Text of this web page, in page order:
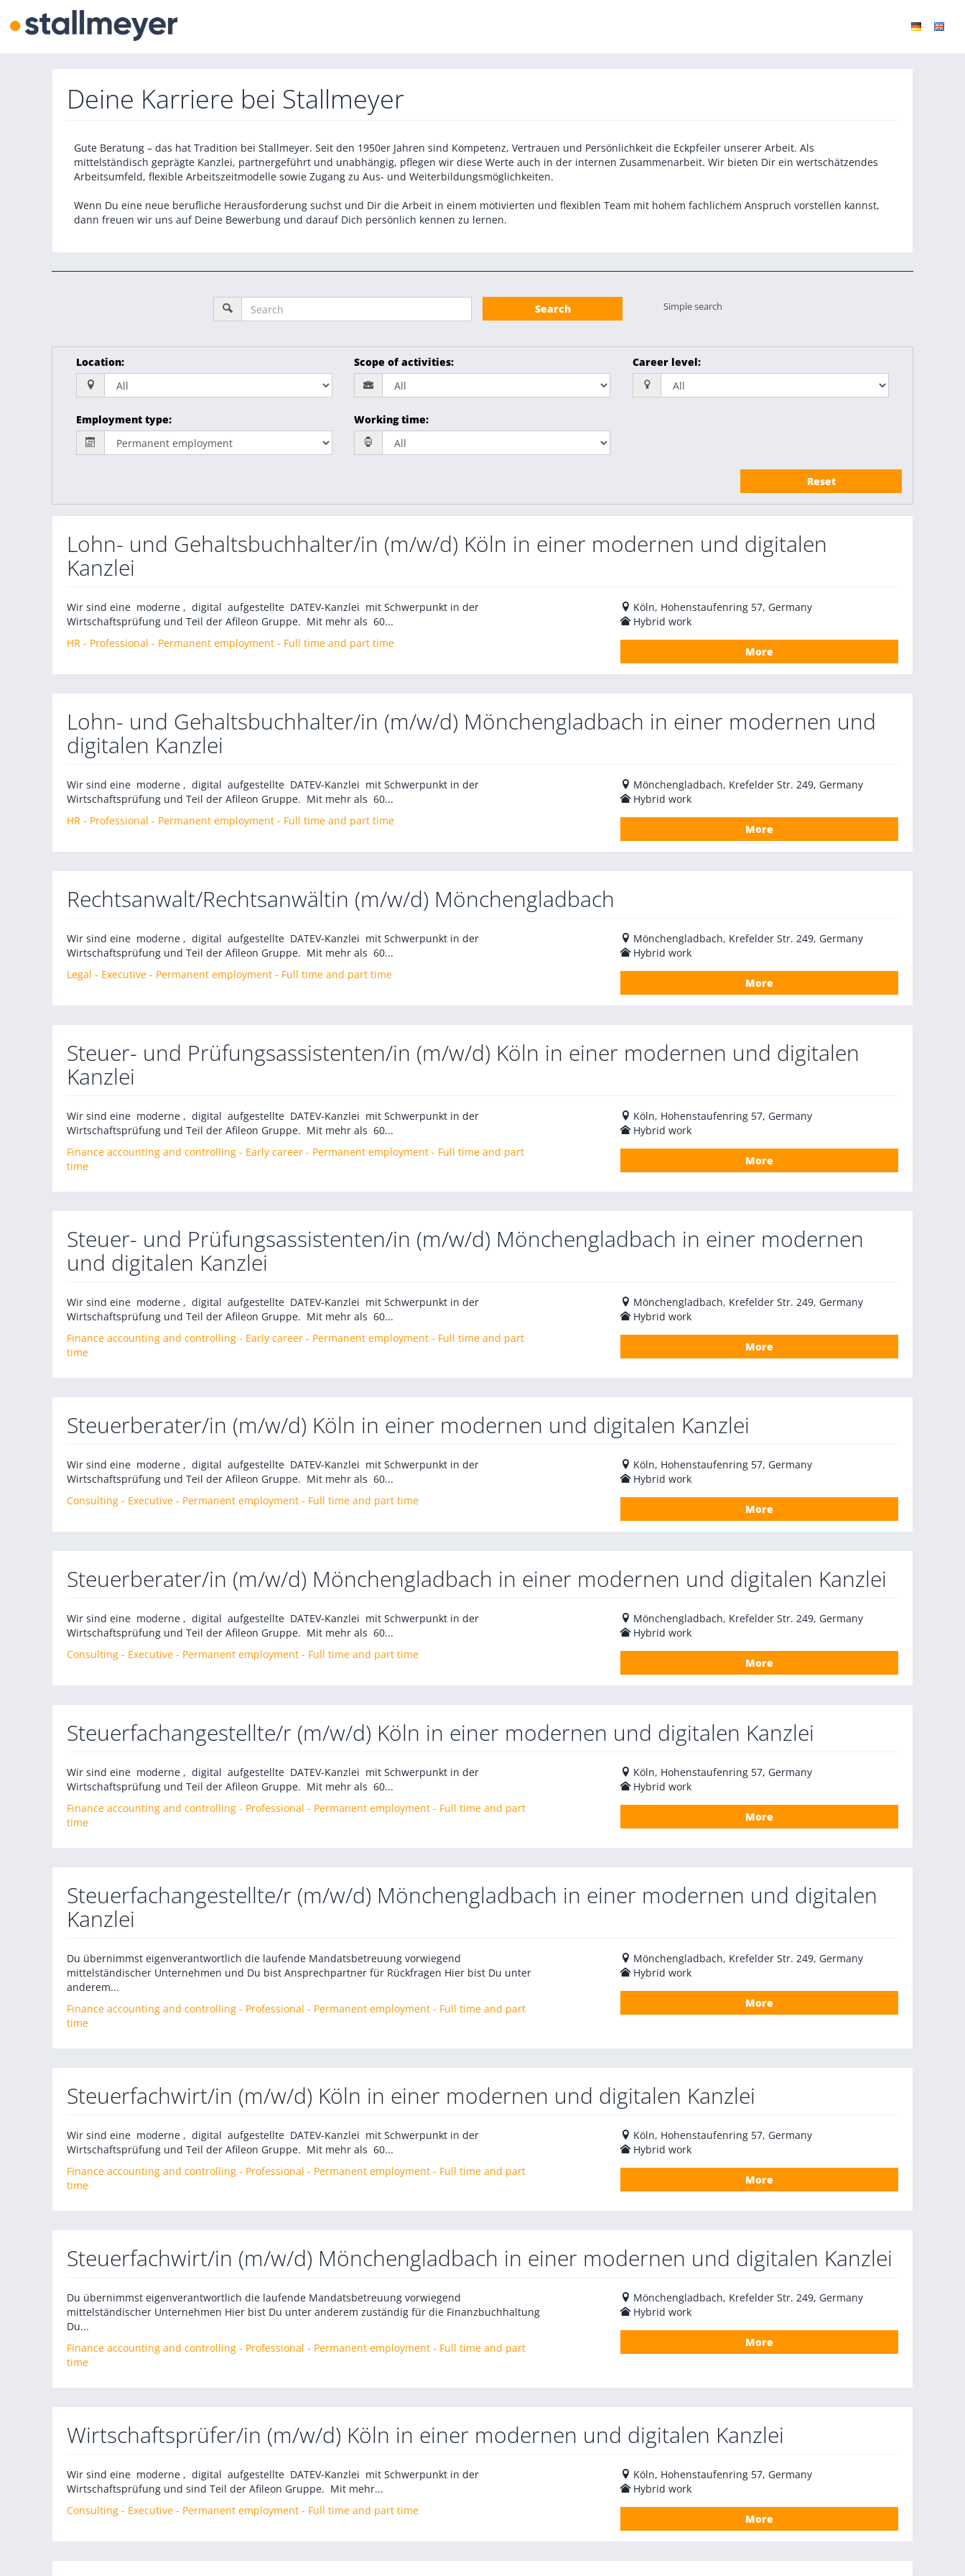
Deine Karriere bei Stallmeyer
Gute Beratung – das hat Tradition bei Stallmeyer. Seit den 1950er Jahren sind Kompetenz, Vertrauen und Persönlichkeit die Eckpfeiler unserer Arbeit. Als
mittelständisch geprägte Kanzlei, partnergeführt und unabhängig, pflegen wir diese Werte auch in der internen Zusammenarbeit. Wir bieten Dir ein wertschätzendes
Arbeitsumfeld, flexible Arbeitszeitmodelle sowie Zugang zu Aus- und Weiterbildungsmöglichkeiten.
Wenn Du eine neue berufliche Herausforderung suchst und Dir die Arbeit in einem motivierten und flexiblen Team mit hohem fachlichem Anspruch vorstellen kannst,
dann freuen wir uns auf Deine Bewerbung und darauf Dich persönlich kennen zu lernen.
Search Simple search
Location: Scope of activities: Career level:
Employment type: Working time:
Reset
Lohn- und Gehaltsbuchhalter/in (m/w/d) Köln in einer modernen und digitalen
Kanzlei
Wir sind eine moderne , digital aufgestellte DATEV-Kanzlei mit Schwerpunkt in der
Wirtschaftsprüfung und Teil der Afileon Gruppe. Mit mehr als 60...
HR - Professional - Permanent employment - Full time and part time
Köln, Hohenstaufenring 57, Germany
Hybrid work
More
Lohn- und Gehaltsbuchhalter/in (m/w/d) Mönchengladbach in einer modernen und
digitalen Kanzlei
Wir sind eine moderne , digital aufgestellte DATEV-Kanzlei mit Schwerpunkt in der
Wirtschaftsprüfung und Teil der Afileon Gruppe. Mit mehr als 60...
HR - Professional - Permanent employment - Full time and part time
Mönchengladbach, Krefelder Str. 249, Germany
Hybrid work
More
Rechtsanwalt/Rechtsanwältin (m/w/d) Mönchengladbach
Wir sind eine moderne , digital aufgestellte DATEV-Kanzlei mit Schwerpunkt in der
Wirtschaftsprüfung und Teil der Afileon Gruppe. Mit mehr als 60...
Legal - Executive - Permanent employment - Full time and part time
Mönchengladbach, Krefelder Str. 249, Germany
Hybrid work
More
Steuer- und Prüfungsassistenten/in (m/w/d) Köln in einer modernen und digitalen
Kanzlei
Wir sind eine moderne , digital aufgestellte DATEV-Kanzlei mit Schwerpunkt in der
Wirtschaftsprüfung und Teil der Afileon Gruppe. Mit mehr als 60...
Finance accounting and controlling - Early career - Permanent employment - Full time and part
time
Köln, Hohenstaufenring 57, Germany
Hybrid work
More
Steuer- und Prüfungsassistenten/in (m/w/d) Mönchengladbach in einer modernen
und digitalen Kanzlei
Wir sind eine moderne , digital aufgestellte DATEV-Kanzlei mit Schwerpunkt in der
Wirtschaftsprüfung und Teil der Afileon Gruppe. Mit mehr als 60...
Finance accounting and controlling - Early career - Permanent employment - Full time and part
time
Mönchengladbach, Krefelder Str. 249, Germany
Hybrid work
More
Steuerberater/in (m/w/d) Köln in einer modernen und digitalen Kanzlei
Wir sind eine moderne , digital aufgestellte DATEV-Kanzlei mit Schwerpunkt in der
Wirtschaftsprüfung und Teil der Afileon Gruppe. Mit mehr als 60...
Consulting - Executive - Permanent employment - Full time and part time
Köln, Hohenstaufenring 57, Germany
Hybrid work
More
Steuerberater/in (m/w/d) Mönchengladbach in einer modernen und digitalen Kanzlei
Wir sind eine moderne , digital aufgestellte DATEV-Kanzlei mit Schwerpunkt in der
Wirtschaftsprüfung und Teil der Afileon Gruppe. Mit mehr als 60...
Consulting - Executive - Permanent employment - Full time and part time
Mönchengladbach, Krefelder Str. 249, Germany
Hybrid work
More
Steuerfachangestellte/r (m/w/d) Köln in einer modernen und digitalen Kanzlei
Wir sind eine moderne , digital aufgestellte DATEV-Kanzlei mit Schwerpunkt in der
Wirtschaftsprüfung und Teil der Afileon Gruppe. Mit mehr als 60...
Finance accounting and controlling - Professional - Permanent employment - Full time and part
time
Köln, Hohenstaufenring 57, Germany
Hybrid work
More
Steuerfachangestellte/r (m/w/d) Mönchengladbach in einer modernen und digitalen
Kanzlei
Du übernimmst eigenverantwortlich die laufende Mandatsbetreuung vorwiegend
mittelständischer Unternehmen und Du bist Ansprechpartner für Rückfragen Hier bist Du unter
anderem...
Finance accounting and controlling - Professional - Permanent employment - Full time and part
time
Mönchengladbach, Krefelder Str. 249, Germany
Hybrid work
More
Steuerfachwirt/in (m/w/d) Köln in einer modernen und digitalen Kanzlei
Wir sind eine moderne , digital aufgestellte DATEV-Kanzlei mit Schwerpunkt in der
Wirtschaftsprüfung und Teil der Afileon Gruppe. Mit mehr als 60...
Finance accounting and controlling - Professional - Permanent employment - Full time and part
time
Köln, Hohenstaufenring 57, Germany
Hybrid work
More
Steuerfachwirt/in (m/w/d) Mönchengladbach in einer modernen und digitalen Kanzlei
Du übernimmst eigenverantwortlich die laufende Mandatsbetreuung vorwiegend
mittelständischer Unternehmen Hier bist Du unter anderem zuständig für die Finanzbuchhaltung
Du...
Finance accounting and controlling - Professional - Permanent employment - Full time and part
time
Mönchengladbach, Krefelder Str. 249, Germany
Hybrid work
More
Wirtschaftsprüfer/in (m/w/d) Köln in einer modernen und digitalen Kanzlei
Wir sind eine moderne , digital aufgestellte DATEV-Kanzlei mit Schwerpunkt in der
Wirtschaftsprüfung und sind Teil der Afileon Gruppe. Mit mehr...
Consulting - Executive - Permanent employment - Full time and part time
Köln, Hohenstaufenring 57, Germany
Hybrid work
More